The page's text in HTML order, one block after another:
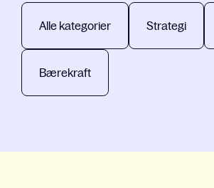
Alle kategorier Strategi
Bærekraft